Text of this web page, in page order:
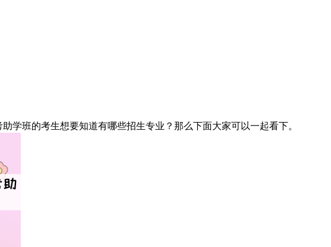
学班的考生想要知道有哪些招生专业？那么下面大家可以一起看下。